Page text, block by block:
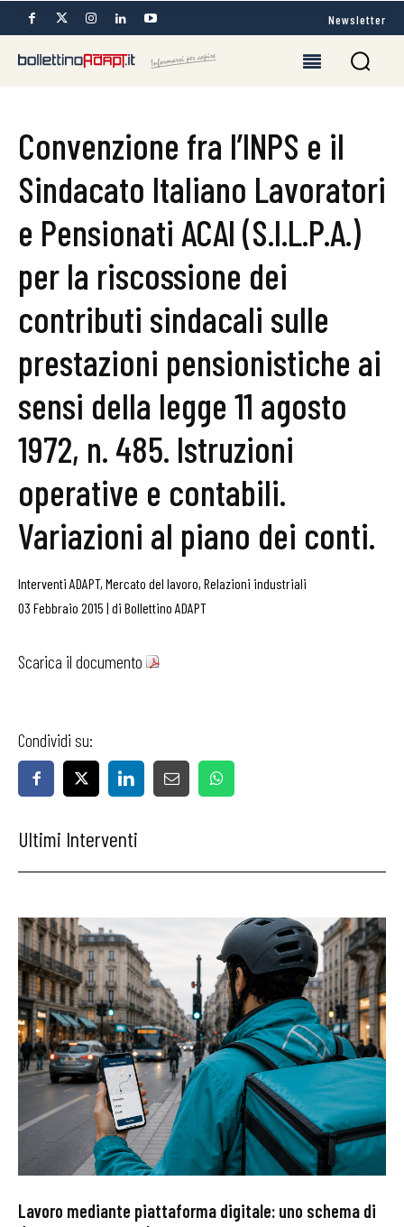
Newsletter
Convenzione fra l’INPS e il
Sindacato Italiano Lavoratori
e Pensionati ACAI (S.I.L.P.A.)
per la riscossione dei
contributi sindacali sulle
prestazioni pensionistiche ai
sensi della legge 11 agosto
1972, n. 485. Istruzioni
operative e contabili.
Variazioni al piano dei conti.
Interventi ADAPT, Mercato del lavoro, Relazioni industriali
03 Febbraio 2015 | di Bollettino ADAPT
Scarica il documento
Condividi su:
Ultimi Interventi
Lavoro mediante piattaforma digitale: uno schema di